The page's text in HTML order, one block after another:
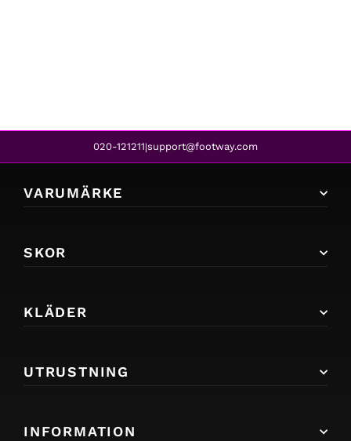
020-121211|support@footway.com
VARUMÄRKE
SKOR
KLÄDER
UTRUSTNING
INFORMATION